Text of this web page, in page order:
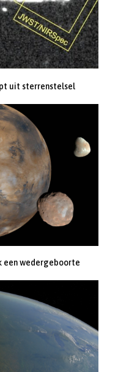
uit sterrenstelsel
een wedergeboorte